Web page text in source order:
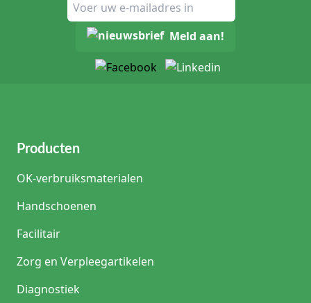
Meld aan!
Producten
OK-verbruiksmaterialen
Handschoenen
Facilitair
Zorg en Verpleegartikelen
Diagnostiek